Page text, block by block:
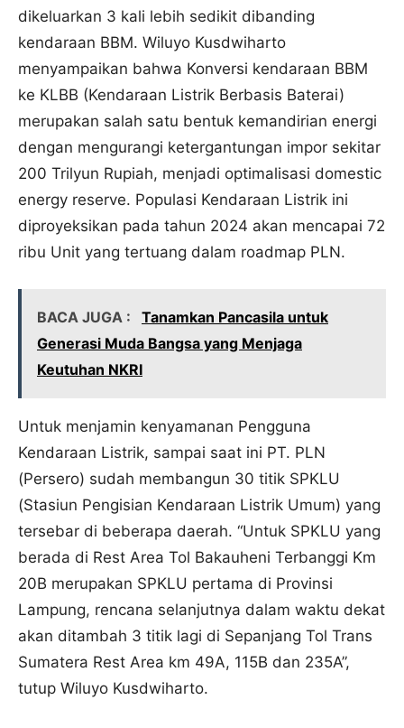
dikeluarkan 3 kali lebih sedikit dibanding
kendaraan BBM. Wiluyo Kusdwiharto
menyampaikan bahwa Konversi kendaraan BBM
ke KLBB (Kendaraan Listrik Berbasis Baterai)
merupakan salah satu bentuk kemandirian energi
dengan mengurangi ketergantungan impor sekitar
200 Trilyun Rupiah, menjadi optimalisasi domestic
energy reserve. Populasi Kendaraan Listrik ini
diproyeksikan pada tahun 2024 akan mencapai 72
ribu Unit yang tertuang dalam roadmap PLN.
BACA JUGA :
Tanamkan Pancasila untuk
Generasi Muda Bangsa yang Menjaga
Keutuhan NKRI
Untuk menjamin kenyamanan Pengguna
Kendaraan Listrik, sampai saat ini PT. PLN
(Persero) sudah membangun 30 titik SPKLU
(Stasiun Pengisian Kendaraan Listrik Umum) yang
tersebar di beberapa daerah. “Untuk SPKLU yang
berada di Rest Area Tol Bakauheni Terbanggi Km
20B merupakan SPKLU pertama di Provinsi
Lampung, rencana selanjutnya dalam waktu dekat
akan ditambah 3 titik lagi di Sepanjang Tol Trans
Sumatera Rest Area km 49A, 115B dan 235A”,
tutup Wiluyo Kusdwiharto.